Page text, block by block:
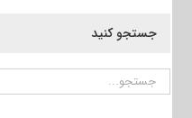
جستجو کنید
جستجو